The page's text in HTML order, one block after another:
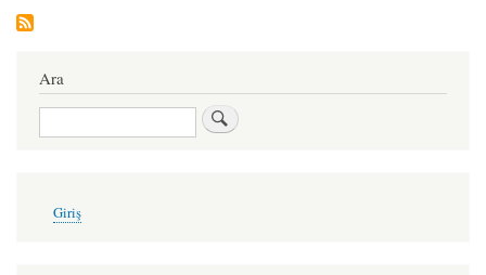
Ara
Ara
account
Giriş